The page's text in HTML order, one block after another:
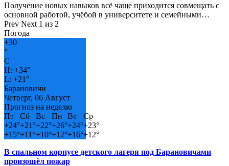
Получение новых навыков всё чаще приходится совмещать с
основной работой, учёбой в университете и семейными…
Prev Next 1 из 2
Погода
+30
°
C
H: +34°
L: +21°
Барановичи
Четверг, 06 Август
Прогноз на неделю
Пт
Сб Вс Пн Вт
Ср
+24°+21°+22°+26°+24°+23°
+15°+11°+10°+12°+16°+12°
В спальном корпусе детского лагеря под Барановичами
произошёл пожар